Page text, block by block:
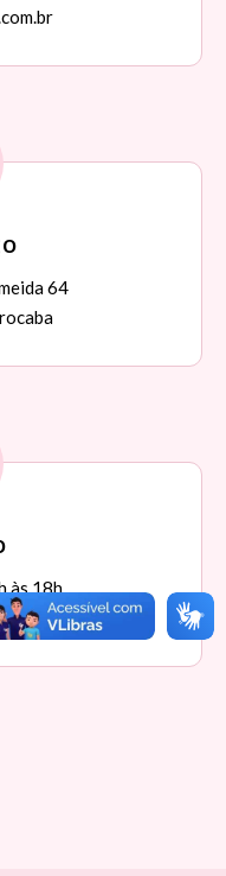
64
às 18h
17h